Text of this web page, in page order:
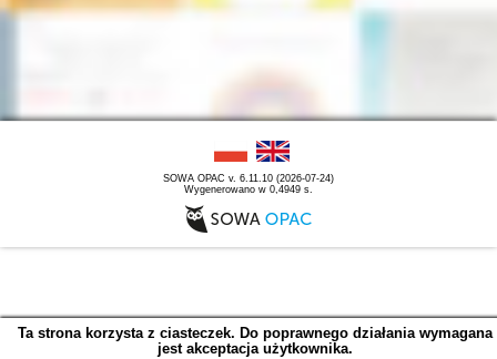
SOWA OPAC v. 6.11.10 (2026-07-24)
Wygenerowano w 0,4949 s.
Ta strona korzysta z ciasteczek. Do poprawnego działania wymagana
jest akceptacja użytkownika.